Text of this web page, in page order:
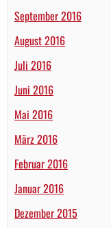
September 2016
August 2016
Juli 2016
Juni 2016
Mai 2016
März 2016
Februar 2016
Januar 2016
Dezember 2015